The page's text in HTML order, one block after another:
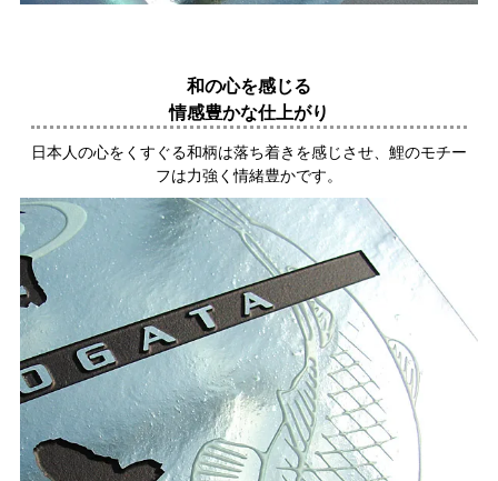
和の心を感じる
情感豊かな仕上がり
日本人の心をくすぐる和柄は落ち着きを感じさせ、鯉のモチー
フは力強く情緒豊かです。